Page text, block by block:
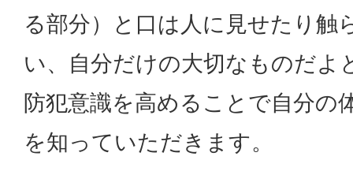
る部分）と口は人に見せたり触
い、自分だけの大切なものだよ
防犯意識を高めることで自分の
を知っていただきます。